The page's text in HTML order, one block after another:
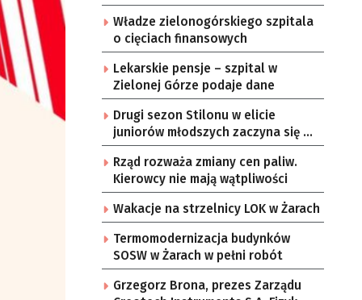
Gorzowa
Władze zielonogórskiego szpitala
o cięciach finansowych
Lekarskie pensje – szpital w
Zielonej Górze podaje dane
Drugi sezon Stilonu w elicie
juniorów młodszych zaczyna się w
sobotę
Rząd rozważa zmiany cen paliw.
Kierowcy nie mają wątpliwości
Wakacje na strzelnicy LOK w Żarach
Termomodernizacja budynków
SOSW w Żarach w pełni robót
Grzegorz Brona, prezes Zarządu